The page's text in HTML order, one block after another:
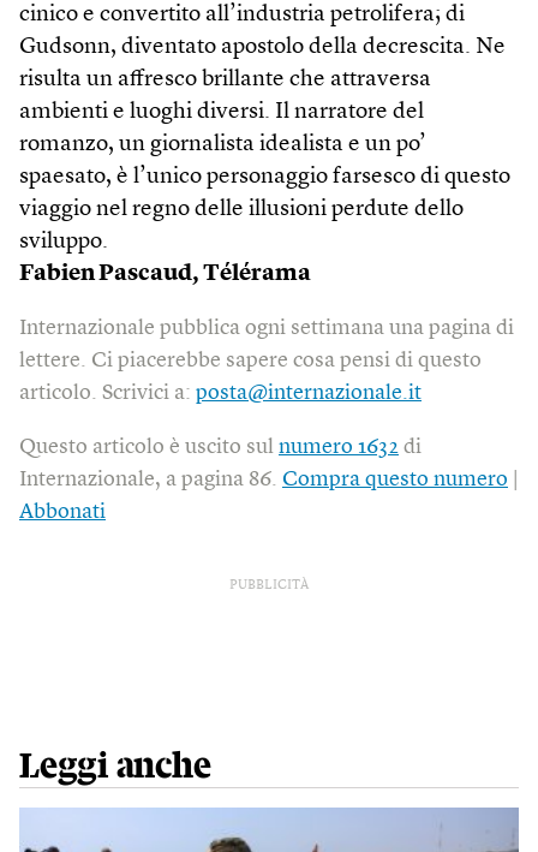
cinico e convertito all’industria petrolifera; di
Gudsonn, diventato apostolo della decrescita. Ne
risulta un affresco brillante che attraversa
ambienti e luoghi diversi. Il narratore del
romanzo, un giornalista idealista e un po’
spaesato, è l’unico personaggio farsesco di questo
viaggio nel regno delle illusioni perdute dello
sviluppo.
Fabien Pascaud, Télérama
Internazionale pubblica ogni settimana una pagina di
lettere. Ci piacerebbe sapere cosa pensi di questo
articolo. Scrivici a: posta@internazionale.it
Questo articolo è uscito sul numero 1632 di
Internazionale, a pagina 86. Compra questo numero
Abbonati
PUBBLICITÀ
Leggi anche